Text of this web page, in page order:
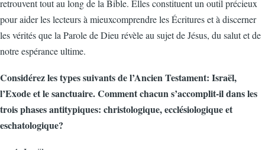
retrouvent tout au long de la Bible. Elles constituent un outil précieux
pour aider les lecteurs à mieuxcomprendre les Écritures et à discerner
les vérités que la Parole de Dieu révèle au sujet de Jésus, du salut et de
notre espérance ultime.
Considérez les types suivants de l’Ancien Testament: Israël,
l’Exode et le sanctuaire. Comment chacun s’accomplit-il dans les
trois phases antitypiques: christologique, ecclésiologique et
eschatologique?